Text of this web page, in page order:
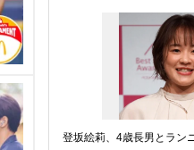
登坂絵莉、4歳長男とラン